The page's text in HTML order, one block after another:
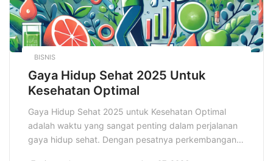
BISNIS
Gaya Hidup Sehat 2025 Untuk
Kesehatan Optimal
Gaya Hidup Sehat 2025 untuk Kesehatan Optimal
adalah waktu yang sangat penting dalam perjalanan
gaya hidup sehat. Dengan pesatnya perkembangan